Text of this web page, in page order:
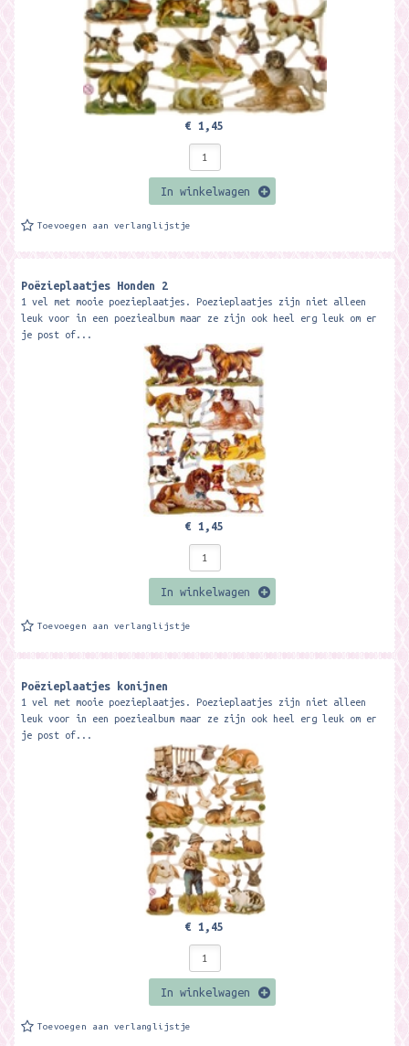
€ 1,45
In winkelwagen
Toevoegen aan verlanglijstje
Poëzieplaatjes Honden 2
1 vel met mooie poezieplaatjes. Poezieplaatjes zijn niet alleen
leuk voor in een poeziealbum maar ze zijn ook heel erg leuk om er
je post of...
€ 1,45
In winkelwagen
Toevoegen aan verlanglijstje
Poëzieplaatjes konijnen
1 vel met mooie poezieplaatjes. Poezieplaatjes zijn niet alleen
leuk voor in een poeziealbum maar ze zijn ook heel erg leuk om er
je post of...
€ 1,45
In winkelwagen
Toevoegen aan verlanglijstje